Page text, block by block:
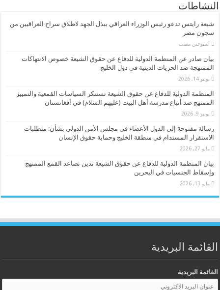
النشاطات
شيعة رايتس تدعو رئيس الوزراء العراقي ببذل الجهد لاطلاق سراح العراقيين من
سجون مصر
‏أسبوعين مضت
بيان صادر عن المنظمة الدولية للدفاع عن حقوق الشيعة خصوص الانتهاكات
الممنهجة ضد الحريات الدينية في دول الخليج
يونيو 14, 2026
المنظمة الدولية للدفاع عن حقوق الشيعة تستنكر السياسات القمعية والتمييز
الممنهج ضد أتباع مدرسة أهل البيت (عليهم السلام) في أفغانستان
يونيو 9, 2026
رسالة مفتوحة إلى الدول الأعضاء في مجلس الأمن الدولي بشأن: متطلبات
الاستقرار المستدام في منطقة الخليج وحماية حقوق الإنسان
مايو 27, 2026
بيان المنظمة الدولية للدفاع عن حقوق الشيعة تدين تصاعد القمع الممنهج
وإسقاط الجنسيات في البحرين
مايو 13, 2026
القائمة البريدية
القائمة البريدية